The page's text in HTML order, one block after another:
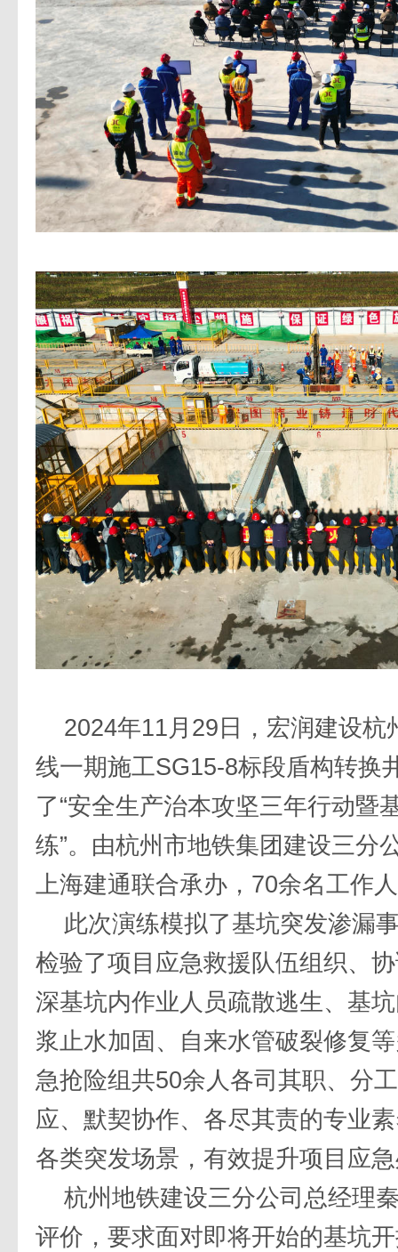
2024年11月29日，宏润建设杭
线一期施工SG15-8标段盾构转换
了“安全生产治本攻坚三年行动暨
练”。由杭州市地铁集团建设三分
上海建通联合承办，70余名工作
此次演练模拟了基坑突发渗漏
检验了项目应急救援队伍组织、
深基坑内作业人员疏散逃生、基
浆止水加固、自来水管破裂修复
急抢险组共50余人各司其职、分
应、默契协作、各尽其责的专业
各类突发场景，有效提升项目应
杭州地铁建设三分公司总经理
评价，要求面对即将开始的基坑